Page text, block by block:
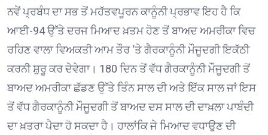
ਨਵੇਂ ਪ੍ਰਬੰਧ ਦਾ ਸਭ ਤੋਂ ਮਹੱਤਵਪੂਰਨ ਕਾਨੂੰਨੀ ਪ੍ਰਭਾਵ ਇਹ ਹੈ ਕਿ
ਆਈ-94 ਉੱਤੇ ਦਰਜ ਮਿਆਦ ਖ਼ਤਮ ਹੋਣ ਤੋਂ ਬਾਅਦ ਅਮਰੀਕਾ ਵਿਚ
ਰਹਿਣ ਵਾਲਾ ਵਿਅਕਤੀ ਆਮ ਤੌਰ ‘ਤੇ ਗੈਰਕਾਨੂੰਨੀ ਮੌਜੂਦਗੀ ਇਕੱਠੀ
ਕਰਨੀ ਸ਼ੁਰੂ ਕਰ ਦੇਵੇਗਾ। 180 ਦਿਨ ਤੋਂ ਵੱਧ ਗੈਰਕਾਨੂੰਨੀ ਮੌਜੂਦਗੀ ਤੋਂ
ਬਾਅਦ ਅਮਰੀਕਾ ਛੱਡਣ ਉੱਤੇ ਤਿੰਨ ਸਾਲ ਦੀ ਅਤੇ ਇੱਕ ਸਾਲ ਜਾਂ ਇਸ
ਤੋਂ ਵੱਧ ਗੈਰਕਾਨੂੰਨੀ ਮੌਜੂਦਗੀ ਤੋਂ ਬਾਅਦ ਦਸ ਸਾਲ ਦੀ ਦਾਖ਼ਲਾ ਪਾਬੰਦੀ
ਦਾ ਖ਼ਤਰਾ ਪੈਦਾ ਹੋ ਸਕਦਾ ਹੈ। ਹਾਲਾਂਕਿ ਜੇ ਮਿਆਦ ਵਧਾਉਣ ਦੀ